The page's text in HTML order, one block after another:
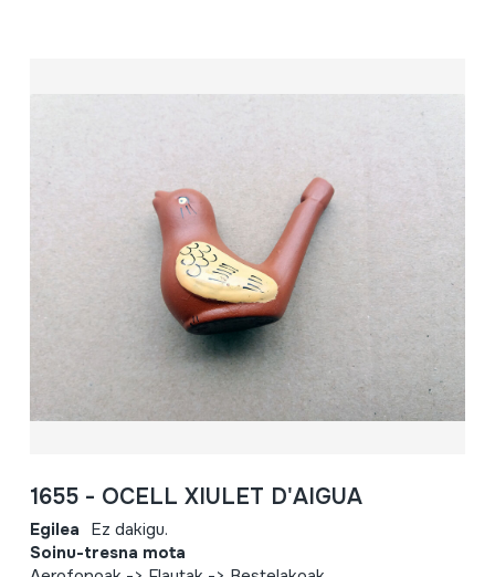
1655 - OCELL XIULET D'AIGUA
Egilea Ez dakigu.
Soinu-tresna mota